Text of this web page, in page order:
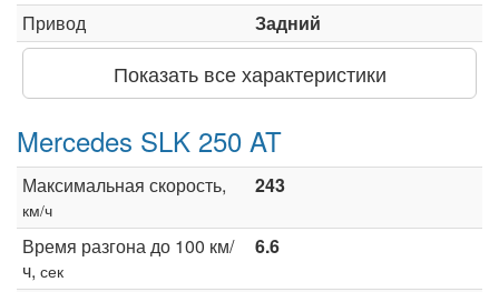
Привод
Задний
Показать все характеристики
Mercedes SLK 250 AT
Максимальная скорость,
км/ч
243
Время разгона до 100 км/
ч, сек
6.6